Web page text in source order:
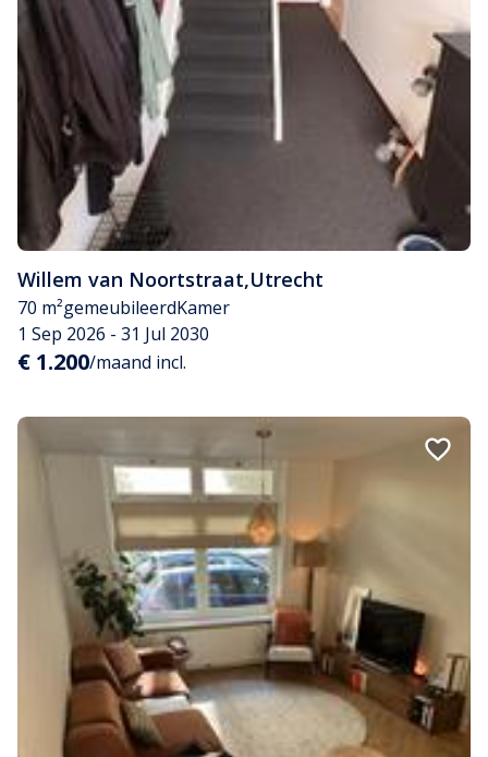
Willem van Noortstraat,Utrecht
70 m²gemeubileerdKamer
1 Sep 2026 - 31 Jul 2030
€ 1.200/maand incl.